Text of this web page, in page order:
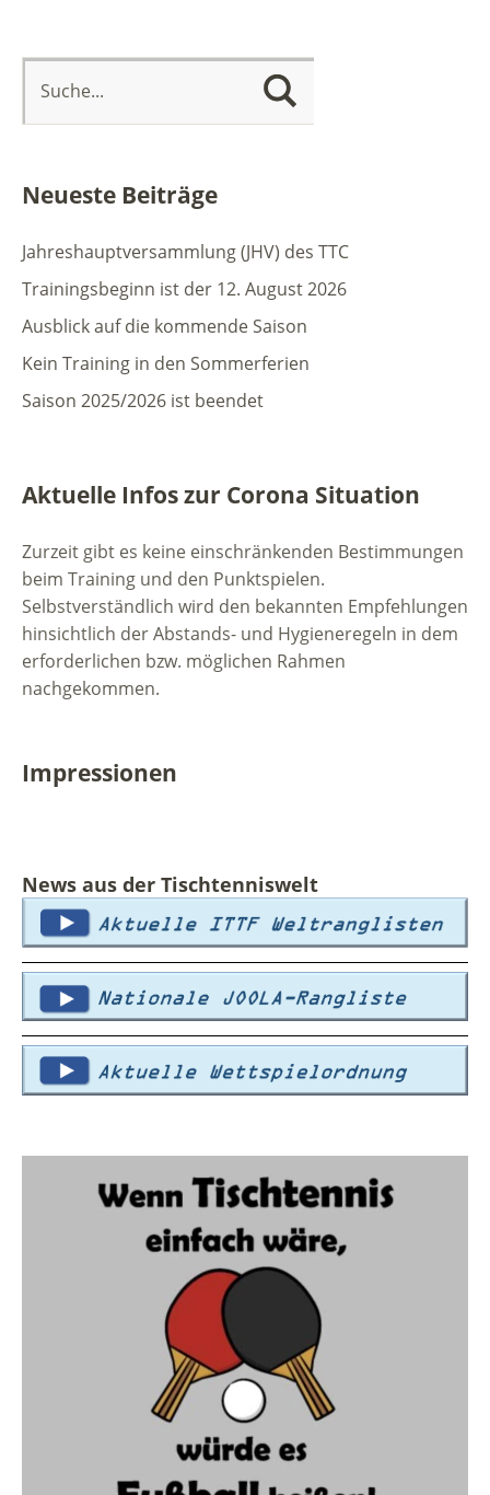
Neueste Beiträge
Jahreshauptversammlung (JHV) des TTC
Trainingsbeginn ist der 12. August 2026
Ausblick auf die kommende Saison
Kein Training in den Sommerferien
Saison 2025/2026 ist beendet
Aktuelle Infos zur Corona Situation
Zurzeit gibt es keine einschränkenden Bestimmungen
beim Training und den Punktspielen.
Selbstverständlich wird den bekannten Empfehlungen
hinsichtlich der Abstands- und Hygieneregeln in dem
erforderlichen bzw. möglichen Rahmen
nachgekommen.
Impressionen
News aus der Tischtenniswelt